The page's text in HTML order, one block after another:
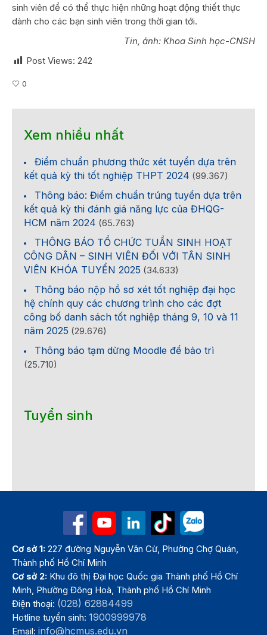
sinh viên để có thể thực hiện những hoạt động thiết thực
dành cho các bạn sinh viên trong thời gian tới.
Tin, ảnh: Khoa Sinh học-CNSH
Post Views: 242
0
Xem nhiều nhất
Điểm chuẩn phương thức xét tuyển dựa trên
kết quả kỳ thi tốt nghiệp THPT 2024 (99.367)
Thông báo: Điểm chuẩn trúng tuyển dựa trên
kết quả kỳ thi đánh giá năng lực của ĐHQG-
HCM năm 2024 (65.763)
THÔNG BÁO TỔ CHỨC TUẦN SINH HOẠT
CÔNG DÂN – SINH VIÊN ĐỐI VỚI TÂN SINH
VIÊN KHÓA TUYỂN 2025 (34.633)
Thông báo nộp hồ sơ xét tốt nghiệp đại học
hệ chính quy các chương trình cho các đợt
công bố danh sách tốt nghiệp tháng 9, 10 và 11
năm 2025 (29.676)
Thông báo tạm dừng Moodle để bảo trì
(25.710)
Tuyển sinh
Cơ sở 1: 227 đường Nguyễn Văn Cừ, Phường Chợ Quán,
Thành phố Hồ Chí Minh
Cơ sở 2: Khu đô thị Đại học Quốc gia Thành phố Hồ Chí
Minh, Phường Đông Hoà, Thành phố Hồ Chí Minh
Điện thoại: (028) 62884499
Hotline tuyển sinh:1900999978
Email:info@hcmus.edu.vn